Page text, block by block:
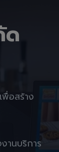
ด
พื่อสร้าง
านบริการ